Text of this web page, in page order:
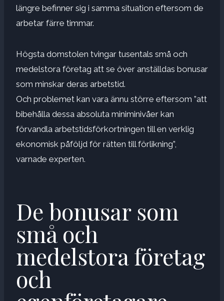
längre befinner sig i samma situation eftersom de
arbetar färre timmar.
Högsta domstolen tvingar tusentals små och
medelstora företag att se över anställdas bonusar
som minskar deras arbetstid.
Och problemet kan vara ännu större eftersom ”att
bibehålla dessa absoluta miniminivåer kan
förvandla arbetstidsförkortningen till en verklig
ekonomisk påföljd för rätten till förlikning”,
varnade experten.
De bonusar som
små och
medelstora företag
och